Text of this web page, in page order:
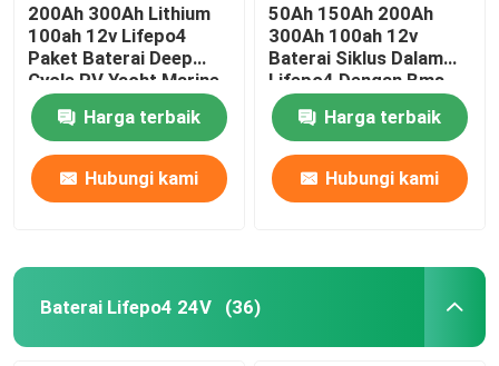
200Ah 300Ah Lithium
100ah 12v Lifepo4
Paket Baterai Deep
Cycle RV Yacht Marine
Solar
Harga terbaik
Hubungi kami
50Ah 150Ah 200Ah
300Ah 100ah 12v
Baterai Siklus Dalam
Lifepo4 Dengan Bms
Solar Bawaan
Harga terbaik
Hubungi kami
Baterai Lifepo4 24V (36)